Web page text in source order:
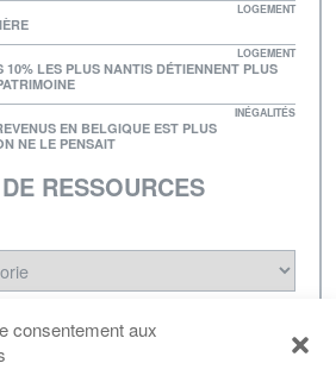
consentement aux
LOGEMENT
LOGEMENT
10% LES PLUS NANTIS DÉTIENNENT PLUS
INÉGALITÉS
EN BELGIQUE EST PLUS
NE LE PENSAIT
RESSOURCES